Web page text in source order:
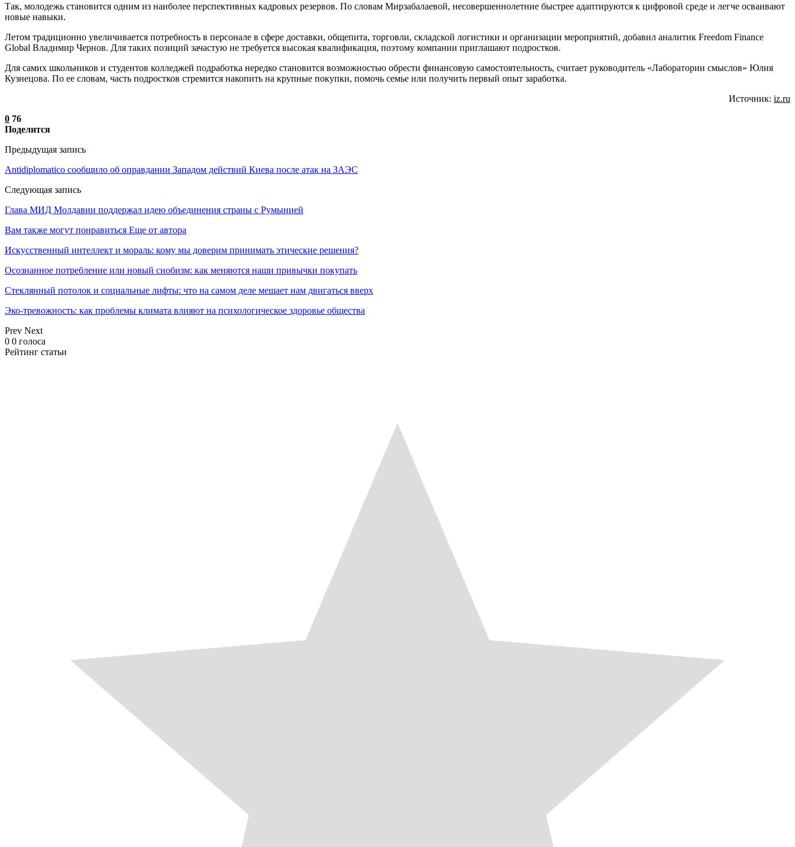
Так, молодежь становится одним из наиболее перспективных кадровых резервов. По словам Мирзабалаевой, несовершеннолетние быстрее адаптируются к цифровой среде и легче осваивают
новые навыки.
Летом традиционно увеличивается потребность в персонале в сфере доставки, общепита, торговли, складской логистики и организации мероприятий, добавил аналитик Freedom Finance
Global Владимир Чернов. Для таких позиций зачастую не требуется высокая квалификация, поэтому компании приглашают подростков.
Для самих школьников и студентов колледжей подработка нередко становится возможностью обрести финансовую самостоятельность, считает руководитель «Лаборатории смыслов» Юлия
Кузнецова. По ее словам, часть подростков стремится накопить на крупные покупки, помочь семье или получить первый опыт заработка.
Источник: iz.ru
0 76
Поделится
Предыдущая запись
Antidiplomatico сообщило об оправдании Западом действий Киева после атак на ЗАЭС
Следующая запись
Глава МИД Молдавии поддержал идею объединения страны с Румынией
Вам также могут понравиться Еще от автора
Искусственный интеллект и мораль: кому мы доверим принимать этические решения?
Осознанное потребление или новый снобизм: как меняются наши привычки покупать
Стеклянный потолок и социальные лифты: что на самом деле мешает нам двигаться вверх
Эко-тревожность: как проблемы климата влияют на психологическое здоровье общества
Prev Next
0 0 голоса
Рейтинг статьи